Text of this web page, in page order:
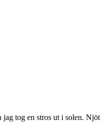
jag tog en stros ut i solen. Njöt